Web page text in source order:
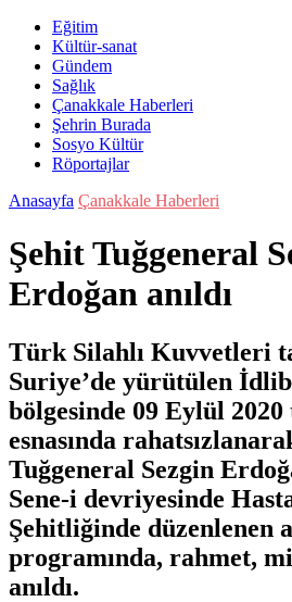
Eğitim
Kültür-sanat
Gündem
Sağlık
Çanakkale Haberleri
Şehrin Burada
Sosyo Kültür
Röportajlar
Anasayfa Çanakkale Haberleri
Şehit Tuğgeneral
Erdoğan anıldı
Türk Silahlı Kuvvetleri
Suriye’de yürütülen
bölgesinde 09 Eylül
esnasında
Tuğgeneral Sezgin
Sene-i devriyesinde
Şehitliğinde düzenlenen
programında, rahmet,
anıldı.